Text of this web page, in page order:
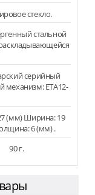
стекло.
стальной
серийный
механизм: ETA12-
(мм) Ширина: 19
6 (мм) .
90 г.